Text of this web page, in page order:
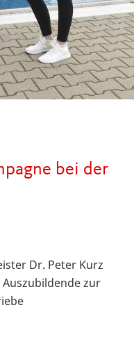
bei der
Dr. Peter Kurz
zur